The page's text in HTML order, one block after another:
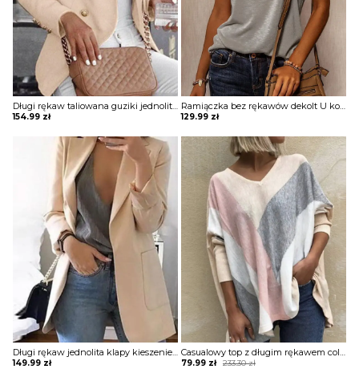
154.99 zł 129.99 zł
Długi rękaw jednolita klapy kieszenie elegancka do pracy bez wzoru marynarka Paulina
149.99 zł
Casualowy top z długim rękawem colorblock sweter Roosa
233.30zł
Original
79.99 zł
Current